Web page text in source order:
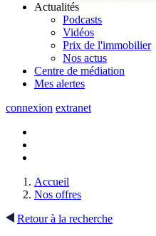
Actualités
Podcasts
Vidéos
Prix de l'immobilier
Nos actus
Centre de médiation
Mes alertes
connexion extranet
Accueil
Nos offres
Retour à la recherche